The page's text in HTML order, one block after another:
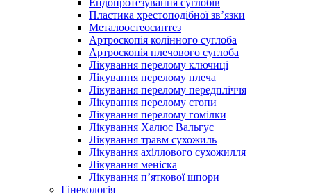
Ендопротезування суглобів
Пластика хрестоподібної зв’язки
Металоостеосинтез
Артроскопія колінного суглоба
Артроскопія плечового суглоба
Лікування перелому ключиці
Лікування перелому плеча
Лікування перелому передпліччя
Лікування перелому стопи
Лікування перелому гомілки
Лікування Халюс Вальгус
Лікування травм сухожиль
Лікування ахіллового сухожилля
Лікування меніска
Лікування п’яткової шпори
Гінекологія